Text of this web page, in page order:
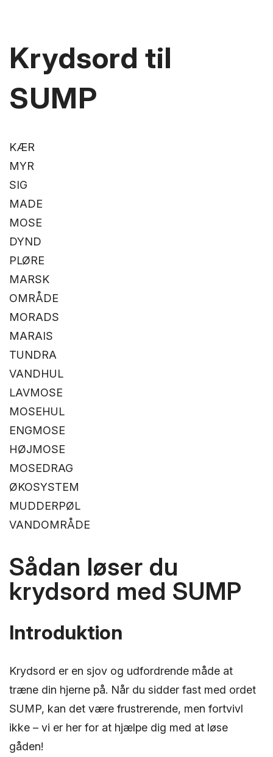
Krydsord til
SUMP
KÆR
MYR
SIG
MADE
MOSE
DYND
PLØRE
MARSK
OMRÅDE
MORADS
MARAIS
TUNDRA
VANDHUL
LAVMOSE
MOSEHUL
ENGMOSE
HØJMOSE
MOSEDRAG
ØKOSYSTEM
MUDDERPØL
VANDOMRÅDE
Sådan løser du
krydsord med SUMP
Introduktion
Krydsord er en sjov og udfordrende måde at
træne din hjerne på. Når du sidder fast med ordet
SUMP, kan det være frustrerende, men fortvivl
ikke – vi er her for at hjælpe dig med at løse
gåden!